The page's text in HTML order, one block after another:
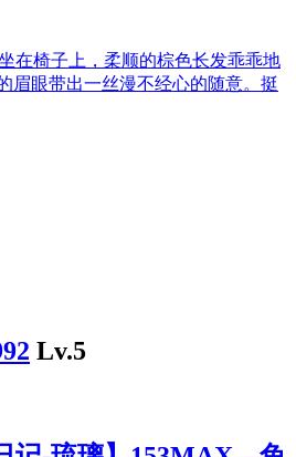
在椅子上，柔顺的棕色长发乖乖地
眉眼带出一丝漫不经心的随意。挺
Lv.5